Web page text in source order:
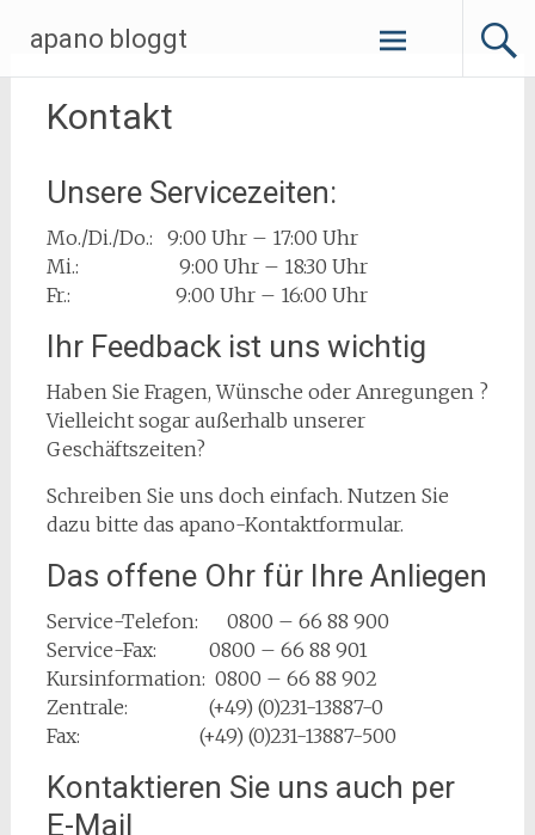
Inhalt
springen
apano bloggt
Kontakt
Unsere Servicezeiten:
Mo./Di./Do.: 9:00 Uhr – 17:00 Uhr
Mi.: 9:00 Uhr – 18:30 Uhr
Fr.: 9:00 Uhr – 16:00 Uhr
Ihr Feedback ist uns wichtig
Haben Sie Fragen, Wünsche oder Anregungen ?
Vielleicht sogar außerhalb unserer
Geschäftszeiten?
Schreiben Sie uns doch einfach. Nutzen Sie
dazu bitte das apano-Kontaktformular.
Das offene Ohr für Ihre Anliegen
Service-Telefon: 0800 – 66 88 900
Service-Fax: 0800 – 66 88 901
Kursinformation: 0800 – 66 88 902
Zentrale: (+49) (0)231-13887-0
Fax: (+49) (0)231-13887-500
Kontaktieren Sie uns auch per
E-Mail